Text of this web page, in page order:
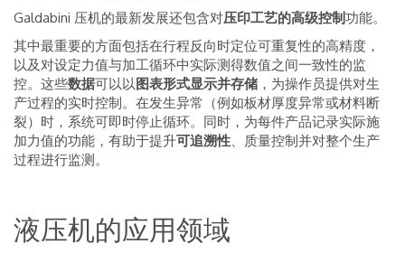
Galdabini 压机的最新发展还包含对压印工艺的高级控制功能。
其中最重要的方面包括在行程反向时定位可重复性的高精度，
以及对设定力值与加工循环中实际测得数值之间一致性的监
控。这些数据可以以图表形式显示并存储 ，为操作员提供对生
产过程的实时控制。在发生异常（例如板材厚度异常或材料断
裂）时，系统可即时停止循环。同时，为每件产品记录实际施
加力值的功能，有助于提升可追溯性 、质量控制并对整个生产
过程进行监测。
液压机的应用领域